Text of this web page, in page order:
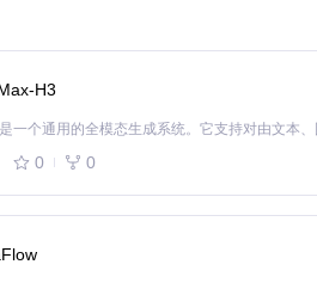
需获取课程的M3U8链接，使用以下命
成后，小李可以在无网络环境下随时复
H3
0 0